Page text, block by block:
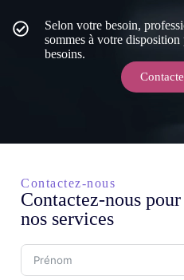
Selon votre besoin,
sommes à votre
besoins.
Contactez-nous
Contactez-nous
nos services